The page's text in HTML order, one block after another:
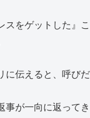
スをゲットした』こ
に伝えると、呼びだ
事が一向に返ってき